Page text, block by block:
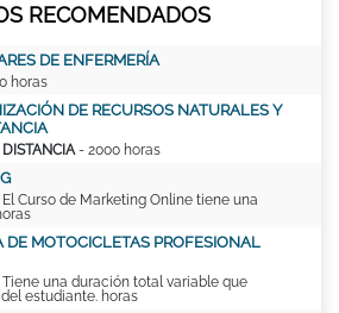
RECOMENDADOS
DE ENFERMERÍA
horas
DE RECURSOS NATURALES Y
- 2000 horas
Curso de Marketing Online tiene una
DE MOTOCICLETAS PROFESIONAL
una duración total variable que
estudiante. horas